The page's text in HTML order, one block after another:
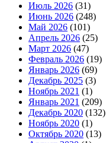
Июль 2026 (31)
Июнь 2026 (248)
Май 2026 (101)
Апрель 2026 (25)
Март 2026 (47)
Февраль 2026 (19)
Январь 2026 (69)
Декабрь 2025 (3)
Ноябрь 2021 (1)
Январь 2021 (209)
Декабрь 2020 (132)
Ноябрь 2020 (1)
Октябрь 2020 (13)